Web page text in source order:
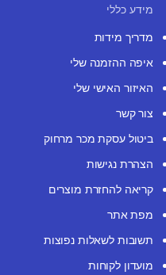
מידע כללי
מדריך מידות
איפה ההזמנה שלי
האיזור האישי שלי
צור קשר
ביטול עסקת מכר מרחוק
הצהרת נגישות
קריאה להחזרת מוצרים
מפת אתר
תשובות לשאלות נפוצות
מועדון לקוחות